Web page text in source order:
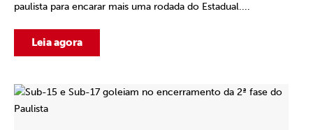
paulista para encarar mais uma rodada do Estadual....
Leia agora